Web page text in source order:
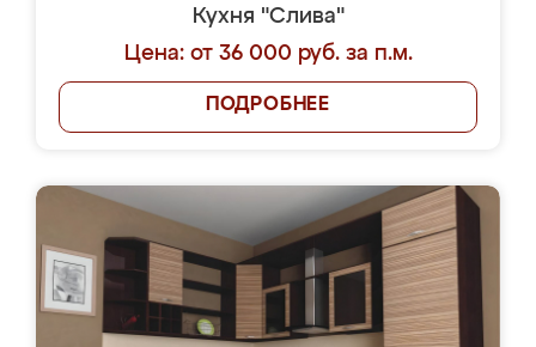
Кухня "Слива"
Цена: от 36 000 руб. за п.м.
ПОДРОБНЕЕ